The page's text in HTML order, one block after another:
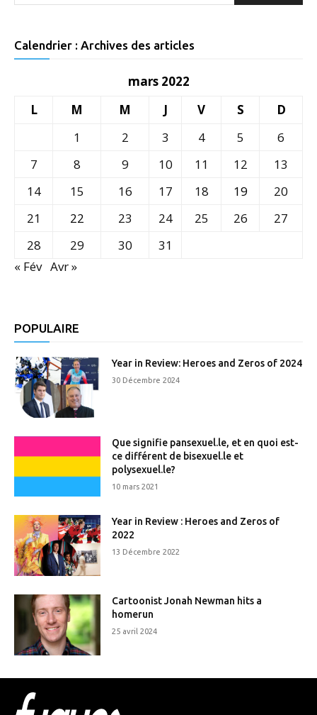
Calendrier : Archives des articles
mars 2022
L
M M J V S
D
1
2 3 4 5
6
7
8 9 10 11 12
13
14
15 16 17 18 19
20
21
22 23 24 25 26
27
28
29 30
31
« Fév Avr »
POPULAIRE
Year in Review: Heroes and Zeros of 2024
30 Décembre 2024
Que signifie pansexuel.le, et en quoi est-
ce différent de bisexuel.le et
polysexuel.le?
10 mars 2021
Year in Review : Heroes and Zeros of
2022
13 Décembre 2022
Cartoonist Jonah Newman hits a
homerun
25 avril 2024